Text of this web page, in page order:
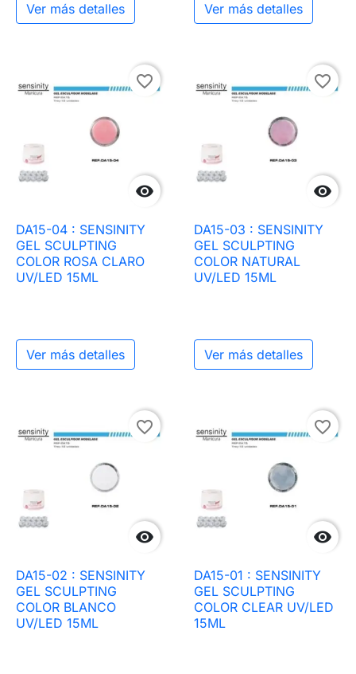
Ver más detalles Ver más detalles

favorite_border
DA15-04 : SENSINITY
GEL SCULPTING
COLOR ROSA CLARO
UV/LED 15ML
Ver más detalles

favorite_border
DA15-03 : SENSINITY
GEL SCULPTING
COLOR NATURAL
UV/LED 15ML
Ver más detalles

favorite_border
DA15-02 : SENSINITY
GEL SCULPTING
COLOR BLANCO
UV/LED 15ML

favorite_border
DA15-01 : SENSINITY
GEL SCULPTING
COLOR CLEAR UV/LED
15ML